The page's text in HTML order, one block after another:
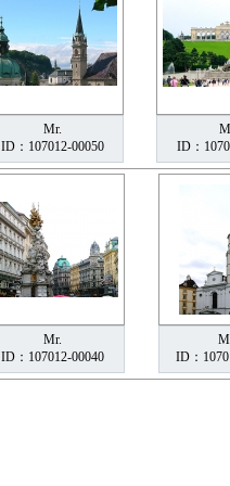
Mr.
ID：107012-00050
ID：
Mr.
ID：107012-00040
ID：